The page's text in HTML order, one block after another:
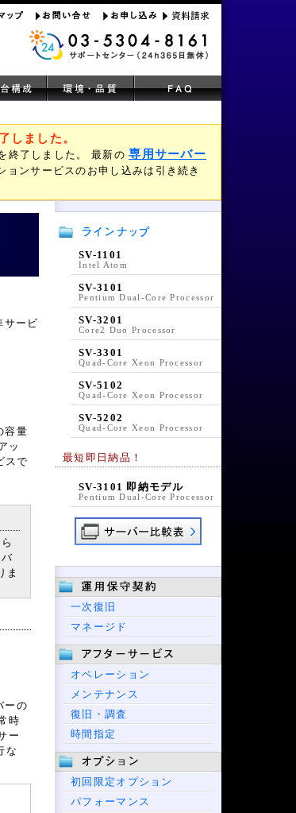
しました。
終了しました。 最新の専用サーバー
ンサービスのお申し込みは引き続き
サービ
容量
ッ
スで
ま
ーの
時
ー
な
SV-1101
Intel Atom
SV-3101
Pentium Dual-Core Processor
SV-3201
Core2 Duo Processor
SV-3301
Quad-Core Xeon Processor
SV-5102
Quad-Core Xeon Processor
SV-5202
Quad-Core Xeon Processor
最短即日納品！
SV-3101 即納モデル
Pentium Dual-Core Processor
一次復旧
マネージド
オペレーション
メンテナンス
復旧・調査
時間指定
初回限定オプション
パフォーマンス